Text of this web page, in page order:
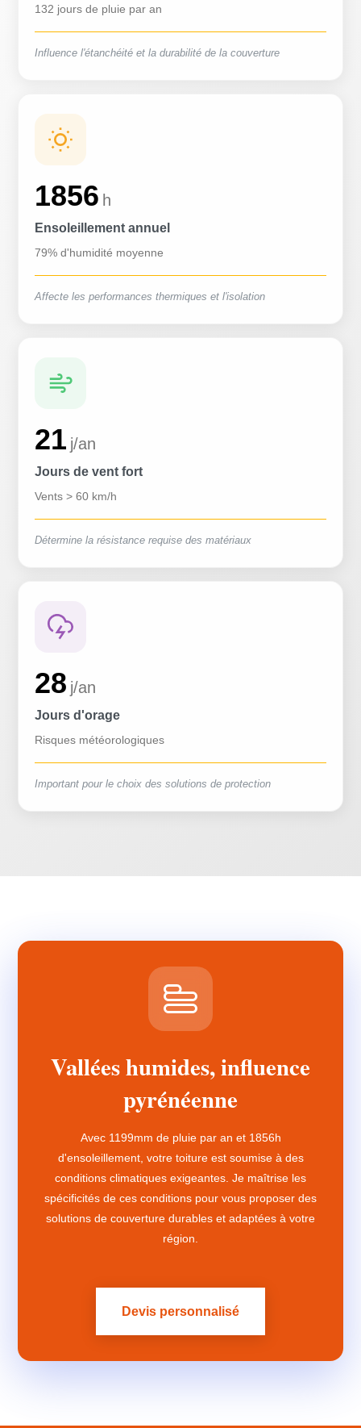
132 jours de pluie par an
Influence l'étanchéité et la durabilité de la couverture
1856 h
Ensoleillement annuel
79% d'humidité moyenne
Affecte les performances thermiques et l'isolation
21 j/an
Jours de vent fort
Vents > 60 km/h
Détermine la résistance requise des matériaux
28 j/an
Jours d'orage
Risques météorologiques
Important pour le choix des solutions de protection
Vallées humides, influence
pyrénéenne
Avec 1199mm de pluie par an et 1856h
d'ensoleillement, votre toiture est soumise à des
conditions climatiques exigeantes. Je maîtrise les
spécificités de ces conditions pour vous proposer des
solutions de couverture durables et adaptées à votre
région.
Devis personnalisé